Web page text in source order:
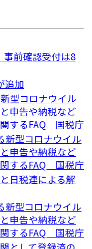
前確認受付は8
追加
型コロナウイル
申告や納税など
するFAQ 国税庁
型コロナウイル
申告や納税など
するFAQ 国税庁
日税連による解
型コロナウイル
申告や納税など
するFAQ 国税庁